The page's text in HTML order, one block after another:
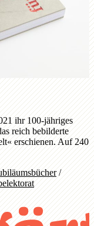
ihr 100-jähriges
reich bebilderte
erschienen. Auf 240
/